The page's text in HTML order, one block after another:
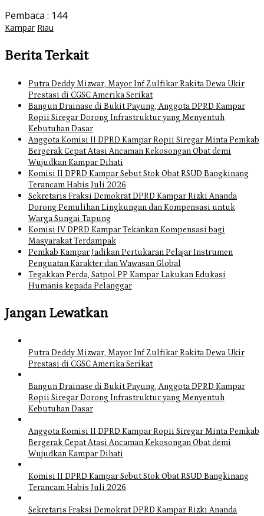
Pembaca : 144
Kampar Riau
Berita Terkait
Putra Deddy Mizwar, Mayor Inf Zulfikar Rakita Dewa Ukir
Prestasi di CGSC Amerika Serikat
Bangun Drainase di Bukit Payung, Anggota DPRD Kampar
Ropii Siregar Dorong Infrastruktur yang Menyentuh
Kebutuhan Dasar
Anggota Komisi II DPRD Kampar Ropii Siregar Minta Pemkab
Bergerak Cepat Atasi Ancaman Kekosongan Obat demi
Wujudkan Kampar Dihati
Komisi II DPRD Kampar Sebut Stok Obat RSUD Bangkinang
Terancam Habis Juli 2026
Sekretaris Fraksi Demokrat DPRD Kampar Rizki Ananda
Dorong Pemulihan Lingkungan dan Kompensasi untuk
Warga Sungai Tapung
Komisi IV DPRD Kampar Tekankan Kompensasi bagi
Masyarakat Terdampak
Pemkab Kampar Jadikan Pertukaran Pelajar Instrumen
Penguatan Karakter dan Wawasan Global
Tegakkan Perda, Satpol PP Kampar Lakukan Edukasi
Humanis kepada Pelanggar
Jangan Lewatkan
Putra Deddy Mizwar, Mayor Inf Zulfikar Rakita Dewa Ukir
Prestasi di CGSC Amerika Serikat
Bangun Drainase di Bukit Payung, Anggota DPRD Kampar
Ropii Siregar Dorong Infrastruktur yang Menyentuh
Kebutuhan Dasar
Anggota Komisi II DPRD Kampar Ropii Siregar Minta Pemkab
Bergerak Cepat Atasi Ancaman Kekosongan Obat demi
Wujudkan Kampar Dihati
Komisi II DPRD Kampar Sebut Stok Obat RSUD Bangkinang
Terancam Habis Juli 2026
Sekretaris Fraksi Demokrat DPRD Kampar Rizki Ananda